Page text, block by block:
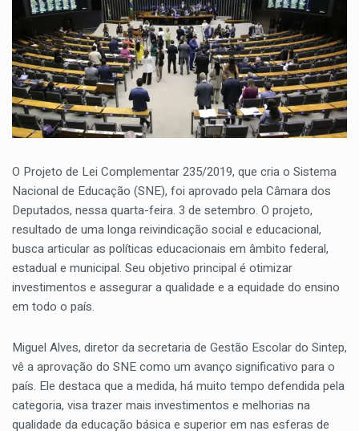
O Projeto de Lei Complementar 235/2019, que cria o Sistema
Nacional de Educação (SNE), foi aprovado pela Câmara dos
Deputados, nessa quarta-feira. 3 de setembro. O projeto,
resultado de uma longa reivindicação social e educacional,
busca articular as políticas educacionais em âmbito federal,
estadual e municipal. Seu objetivo principal é otimizar
investimentos e assegurar a qualidade e a equidade do ensino
em todo o país.
Miguel Alves, diretor da secretaria de Gestão Escolar do Sintep,
vê a aprovação do SNE como um avanço significativo para o
país. Ele destaca que a medida, há muito tempo defendida pela
categoria, visa trazer mais investimentos e melhorias na
qualidade da educação básica e superior em nas esferas de